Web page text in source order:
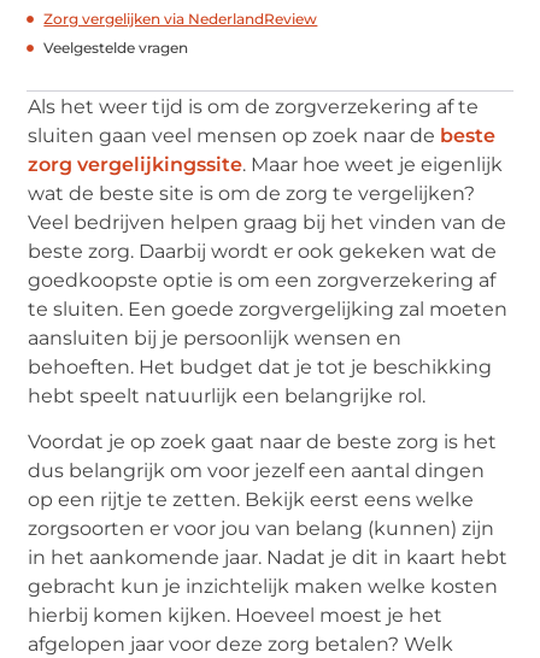
Zorg vergelijken via NederlandReview
Veelgestelde vragen
Als het weer tijd is om de zorgverzekering af te
sluiten gaan veel mensen op zoek naar de beste
zorg vergelijkingssite. Maar hoe weet je eigenlijk
wat de beste site is om de zorg te vergelijken?
Veel bedrijven helpen graag bij het vinden van de
beste zorg. Daarbij wordt er ook gekeken wat de
goedkoopste optie is om een zorgverzekering af
te sluiten. Een goede zorgvergelijking zal moeten
aansluiten bij je persoonlijk wensen en
behoeften. Het budget dat je tot je beschikking
hebt speelt natuurlijk een belangrijke rol.
Voordat je op zoek gaat naar de beste zorg is het
dus belangrijk om voor jezelf een aantal dingen
op een rijtje te zetten. Bekijk eerst eens welke
zorgsoorten er voor jou van belang (kunnen) zijn
in het aankomende jaar. Nadat je dit in kaart hebt
gebracht kun je inzichtelijk maken welke kosten
hierbij komen kijken. Hoeveel moest je het
afgelopen jaar voor deze zorg betalen? Welk